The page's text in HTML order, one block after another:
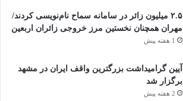
۲.۵ میلیون زائر در سامانه سماح نام‌نویسی کردند/
مهران همچنان نخستین مرز خروجی زائران اربعین
1 هفته پیش
آیین گرامیداشت بزرگترین واقف ایران در مشهد
برگزار شد
2 هفته پیش